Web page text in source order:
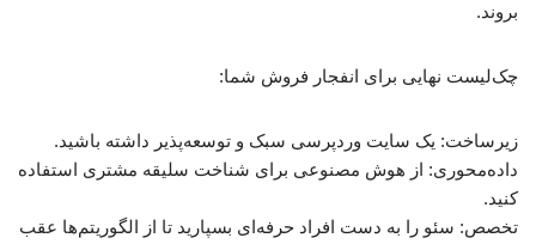
بروند.
چک‌لیست نهایی برای انفجار فروش شما:
زیرساخت: یک سایت وردپرسی سبک و توسعه‌پذیر داشته باشید.
داده‌محوری: از هوش مصنوعی برای شناخت سلیقه مشتری استفاده
کنید.
تخصص: سئو را به دست افراد حرفه‌ای بسپارید تا از الگوریتم‌ها عقب